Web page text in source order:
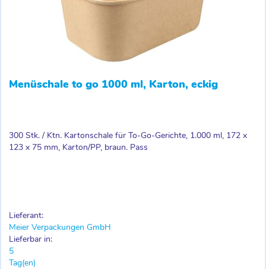
Menüschale to go 1000 ml, Karton, eckig
300 Stk. / Ktn. Kartonschale für To-Go-Gerichte, 1.000 ml, 172 x
123 x 75 mm, Karton/PP, braun. Pass
Lieferant:
Meier Verpackungen GmbH
Lieferbar in:
5
Tag(en)